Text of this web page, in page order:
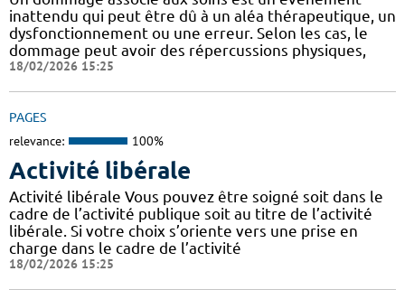
inattendu qui peut être dû à un aléa thérapeutique, un
dysfonctionnement ou une erreur. Selon les cas, le
dommage peut avoir des répercussions physiques,
18/02/2026 15:25
PAGES
relevance: 100%
Activité libérale
Activité libérale Vous pouvez être soigné soit dans le
cadre de l’activité publique soit au titre de l’activité
libérale. Si votre choix s’oriente vers une prise en
charge dans le cadre de l’activité
18/02/2026 15:25